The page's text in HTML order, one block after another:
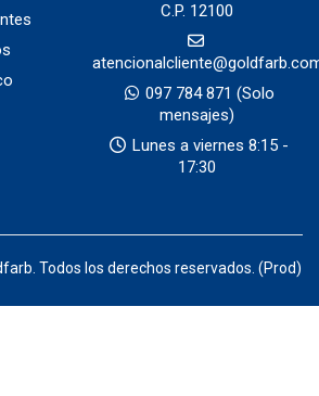
C.P. 12100
097 784 871 (Solo
mensajes)
Lunes a viernes 8:15 -
17:30
Todos los derechos reservados. (Prod)